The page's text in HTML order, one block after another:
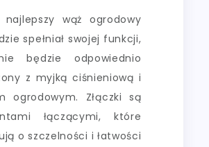
najlepszy wąż ogrodowy
spełniał swojej funkcji,
będzie odpowiednio
z myjką ciśnieniową i
ogrodowym. Złączki są
łączącymi, które
o szczelności i łatwości